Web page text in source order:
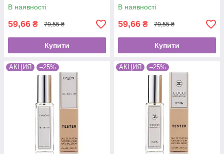
В наявності
59,66 ₴ 79,55 ₴
Купити
В наявності
59,66 ₴ 79,55 ₴
Купити
АКЦИЯ –25% АКЦИЯ –25%